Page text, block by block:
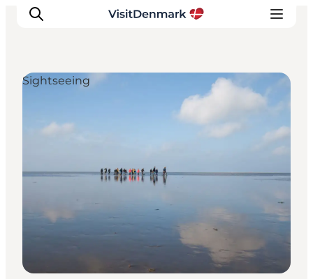
Inspiration
Övernatta
Planera resan
Sightseeing